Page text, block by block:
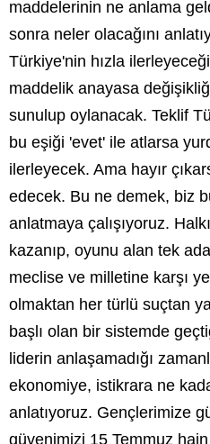
maddelerinin ne anlama
sonra neler olacağını
Türkiye'nin hızla
maddelik anayasa
sunulup oylanacak. Teklif
bu eşiği 'evet' ile atlarsa
ilerleyecek. Ama hayır
edecek. Bu ne demek, biz
anlatmaya çalışıyoruz.
kazanıp, oyunu alan tek
meclise ve milletine karşı
olmaktan her türlü suçtan
başlı olan bir sistemde
liderin anlaşamadığı
ekonomiye, istikrara ne
anlatıyoruz. Gençlerimize
güvenimizi 15 Temmuz